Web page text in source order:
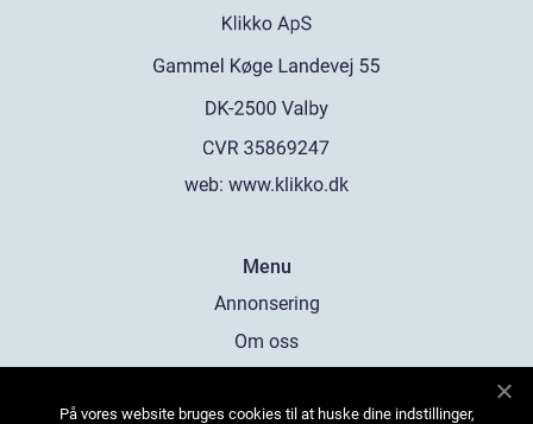
web: www.klikko.dk
Menu
Annonsering
Om oss
Kontakta oss
På vores website bruges cookies til at huske dine indstillinger,